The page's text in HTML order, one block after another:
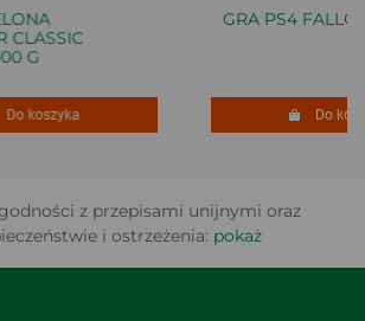
G
koszyka
GRA PS4
Do
z przepisami unijnymi oraz
i ostrzeżenia: pokaż